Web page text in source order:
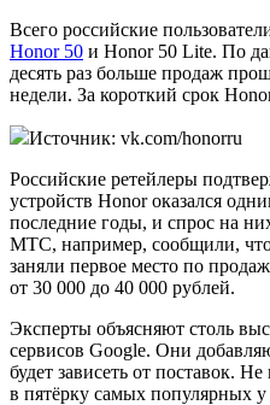
Всего российские
Honor 50 и Honor 50 Lite. По
десять раз больше продаж
недели. За короткий срок
Источник: vk.com/honorru
Российские ретейлеры
устройств Honor оказался
последние годы, и спрос на
МТС, например, сообщили,
заняли первое место по
от 30 000 до 40 000 рублей.
Эксперты объясняют столь
сервисов Google. Они
будет зависеть от поставок.
в пятёрку самых популярных у